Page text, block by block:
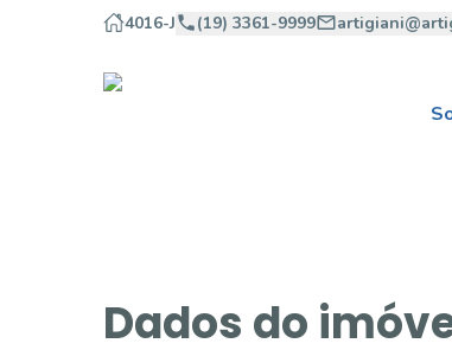
4016-J (19) 3361-9999
Dados do